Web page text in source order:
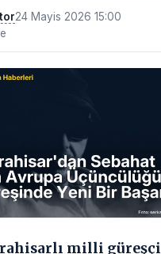
24 Mayis 2026 15:00
milli güreşçi